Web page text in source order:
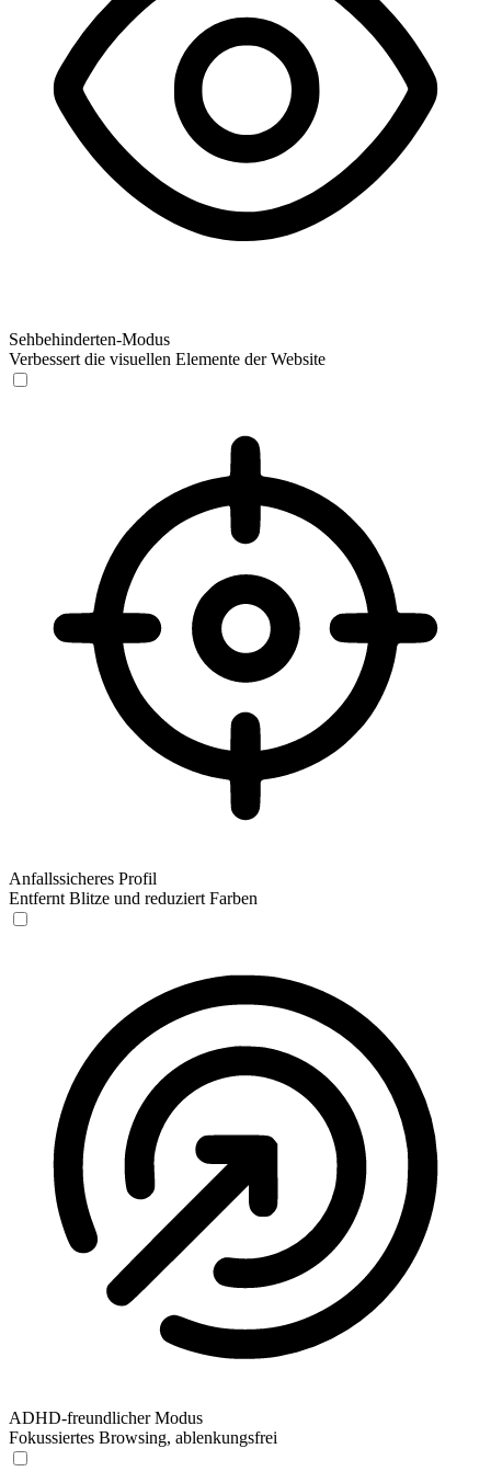
Sehbehinderten-Modus
Verbessert die visuellen Elemente der Website
Anfallssicheres Profil
Entfernt Blitze und reduziert Farben
ADHD-freundlicher Modus
Fokussiertes Browsing, ablenkungsfrei